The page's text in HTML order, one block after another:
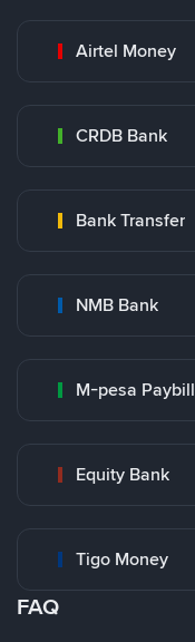
Airtel Money
CRDB Bank
Bank Transfer
NMB Bank
M-pesa Paybill
Equity Bank
Tigo Money
FAQ